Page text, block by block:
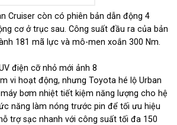
Cruiser còn có phiên bản dẫn động 4
cơ ở trục sau. Công suất đầu ra của bản
181 mã lực và mô-men xoắn 300 Nm.
vi hoạt động, nhưng Toyota hé lộ Urban
bơm nhiệt tiết kiệm năng lượng cho hệ
năng làm nóng trước pin để tối ưu hiệu
trợ sạc nhanh với công suất tối đa 150